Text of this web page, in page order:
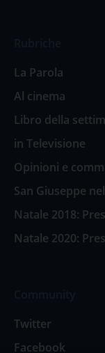
La Parola
Al cinema
Libro della
in Televisione
Opinioni e
San Giuseppe
Natale 2018:
Natale 2020:
Twitter
Facebook